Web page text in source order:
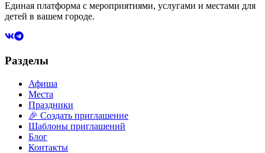
Единая платформа с мероприятиями, услугами и местами для
детей в вашем городе.
Разделы
Афиша
Места
Праздники
🎉 Создать приглашение
Шаблоны приглашений
Блог
Контакты